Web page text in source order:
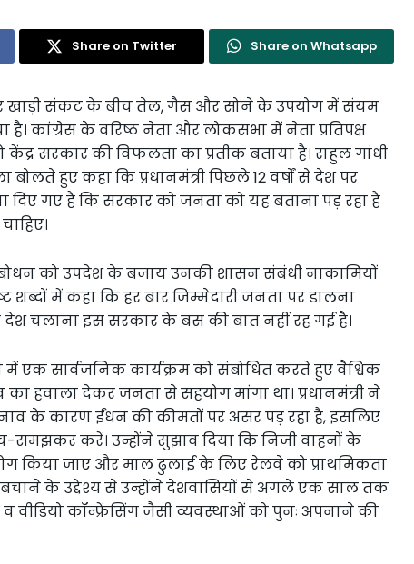
Share on Twitter Share on Whatsapp
और खाड़ी संकट के बीच तेल, गैस और सोने के उपयोग में संयम
कांग्रेस के वरिष्ठ नेता और लोकसभा में नेता प्रतिपक्ष
सरकार की विफलता का प्रतीक बताया है। राहुल गांधी
बोलते हुए कहा कि प्रधानमंत्री पिछले 12 वर्षों से देश पर
गए हैं कि सरकार को जनता को यह बताना पड़ रहा है
को उपदेश के बजाय उनकी शासन संबंधी नाकामियों
शब्दों में कहा कि हर बार जिम्मेदारी जनता पर डालना
चलाना इस सरकार के बस की बात नहीं रह गई है।
में एक सार्वजनिक कार्यक्रम को संबोधित करते हुए वैश्विक
का हवाला देकर जनता से सहयोग मांगा था। प्रधानमंत्री ने
के कारण ईंधन की कीमतों पर असर पड़ रहा है, इसलिए
समझकर करें। उन्होंने सुझाव दिया कि निजी वाहनों के
किया जाए और माल ढुलाई के लिए रेलवे को प्राथमिकता
बचाने के उद्देश्य से उन्होंने देशवासियों से अगले एक साल तक
वीडियो कॉन्फ्रेंसिंग जैसी व्यवस्थाओं को पुनः अपनाने की